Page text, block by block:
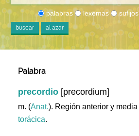
palabras lexemas sufijos
buscar al azar
Palabra
precordio [precordium]
m. (Anat.). Región anterior y
torácica.